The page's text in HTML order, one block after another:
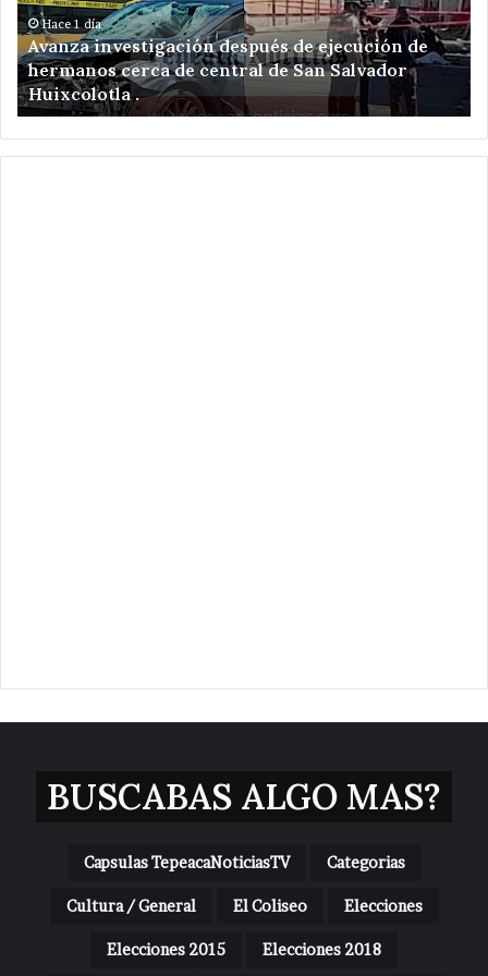
hermanos
cerca
de
central
de
San
Salvador
Hace 1 día
Avanza investigación después de ejecución de
hermanos cerca de central de San Salvador
Huixcolotla .
de
BUSCABAS ALGO MAS?
Capsulas TepeacaNoticiasTV Categorias
Cultura / General El Coliseo Elecciones
Elecciones 2015 Elecciones 2018